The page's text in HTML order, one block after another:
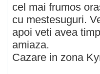
cel mai frumos
cu mestesuguri.
apoi veti avea
amiaza.
Cazare in zona